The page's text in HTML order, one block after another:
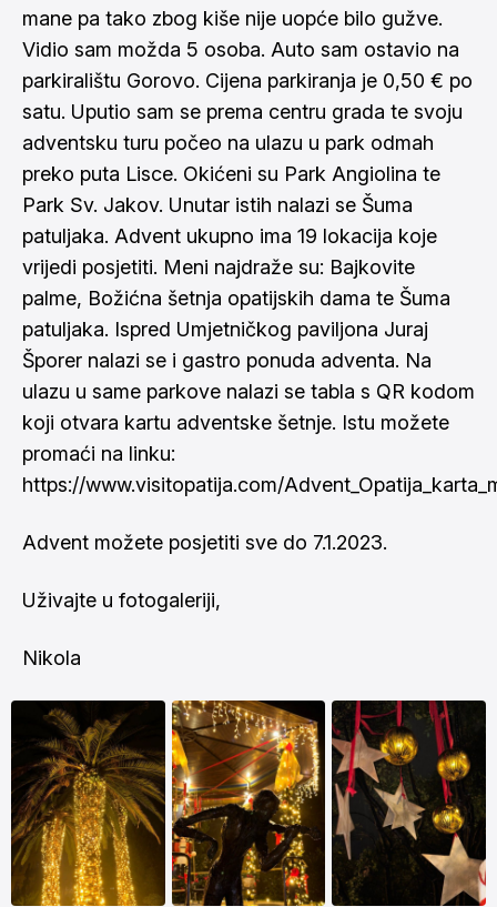
mane pa tako zbog kiše nije uopće bilo gužve.
Vidio sam možda 5 osoba. Auto sam ostavio na
parkiralištu Gorovo. Cijena parkiranja je 0,50 € po
satu. Uputio sam se prema centru grada te svoju
adventsku turu počeo na ulazu u park odmah
preko puta Lisce. Okićeni su Park Angiolina te
Park Sv. Jakov. Unutar istih nalazi se Šuma
patuljaka. Advent ukupno ima 19 lokacija koje
vrijedi posjetiti. Meni najdraže su: Bajkovite
palme, Božićna šetnja opatijskih dama te Šuma
patuljaka. Ispred Umjetničkog paviljona Juraj
Šporer nalazi se i gastro ponuda adventa. Na
ulazu u same parkove nalazi se tabla s QR kodom
koji otvara kartu adventske šetnje. Istu možete
promaći na linku:
https://www.visitopatija.com/
Advent možete posjetiti sve do 7.1.2023.
Uživajte u fotogaleriji,
Nikola